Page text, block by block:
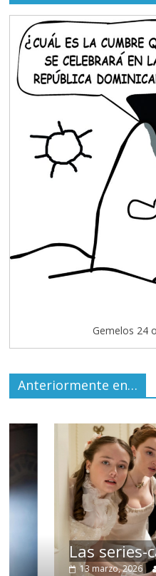
Gemelos 24
Anteriormente en…
Las series-
13 marzo, 2026 Julio